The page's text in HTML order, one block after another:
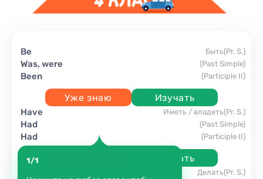
be быть(Pr. S.)
was, were (Past Simple)
been (Participle II)
Уже знаю Изучать
have иметь / владеть(Pr. S.)
had (Past Simple)
had (Participle II)
Изучать
1/1
делать(Pr. S.)